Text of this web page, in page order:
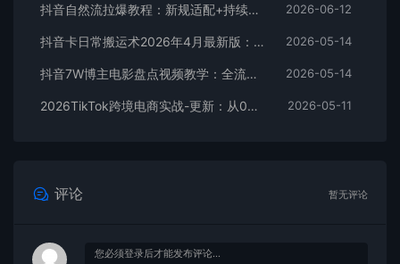
抖音自然流拉爆教程：新规适配+持续更新，话术+投放+起号一站式实战教学（更新26年5月11） 2026-06-12
抖音卡日常搬运术2026年4月最新版：影视账号爆款涨粉玩法，外面售价5000元核心 2026-05-14
抖音7W博主电影盘点视频教学：全流程剪辑制作+收益开通+商单收徒，零基础快速变现 2026-05-14
2026TikTok跨境电商实战-更新：从0到1跑通注册选品上架，出单发货回款全流程手把手教学 2026-05-11
评论 暂无评论